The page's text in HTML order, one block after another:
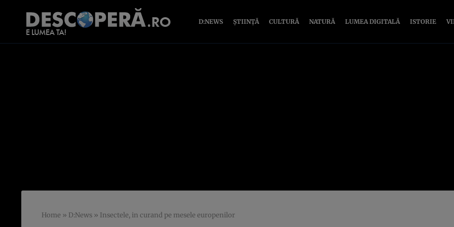
D:NEWS ȘTIINȚĂ CULTURĂ NATURĂ LUMEA DIGITALĂ ISTORIE
Home » D:News » Insectele, in curand pe mesele europenilor